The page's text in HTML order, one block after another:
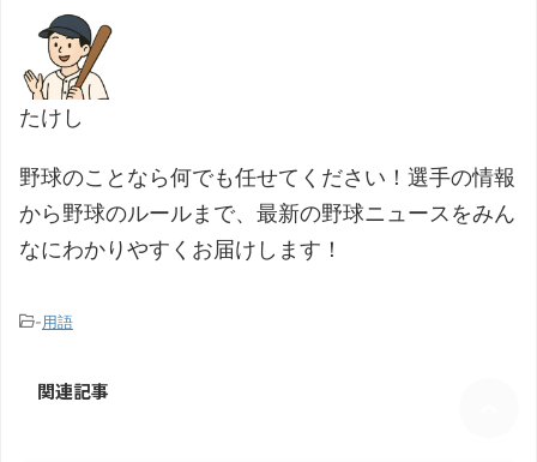
たけし
野球のことなら何でも任せてください！選手の情報
から野球のルールまで、最新の野球ニュースをみん
なにわかりやすくお届けします！
-用語
関連記事